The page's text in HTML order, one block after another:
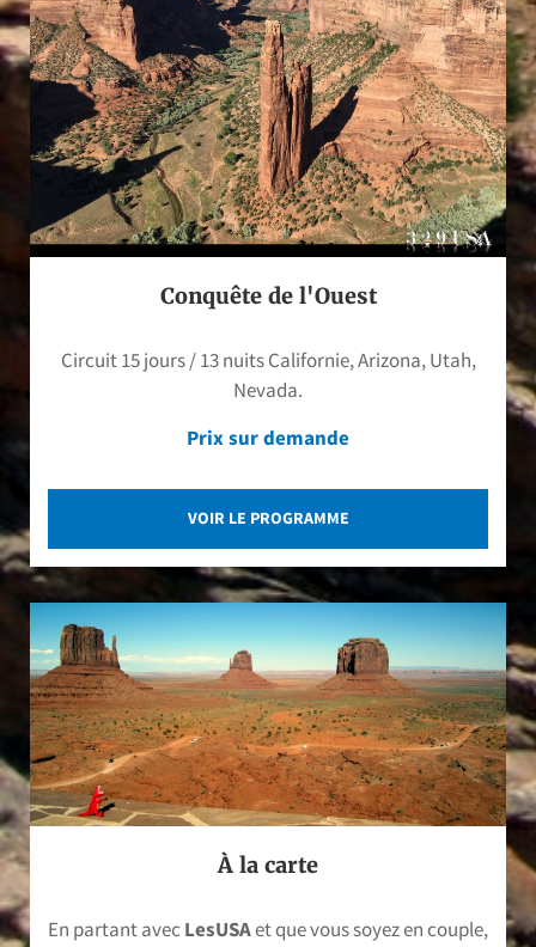
Conquête de l'Ouest
Circuit 15 jours / 13 nuits Californie, Arizona, Utah,
Nevada.
Prix sur demande
VOIR LE PROGRAMME
À la carte
En partant avec LesUSAet que vous soyez en couple,